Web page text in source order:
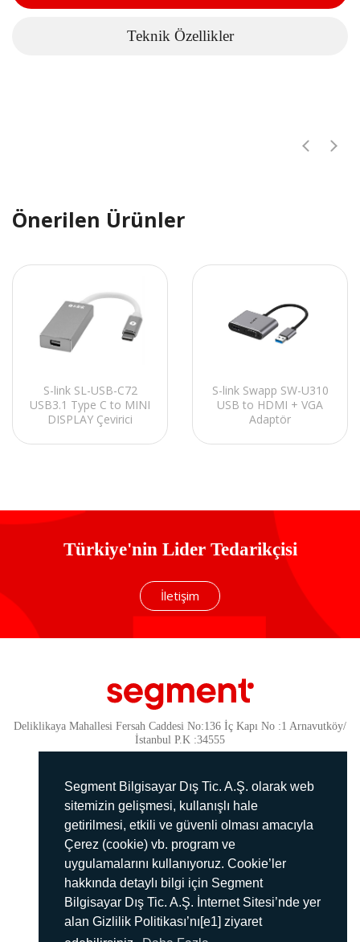
Segment Bilgisayar Dış Tic. A.Ş. olarak web
sitemizin gelişmesi, kullanışlı hale
getirilmesi, etkili ve güvenli olması amacıyla
Çerez (cookie) vb. program ve
uygulamalarını kullanıyoruz. Cookie’ler
hakkında detaylı bilgi için Segment
Bilgisayar Dış Tic. A.Ş. İnternet Sitesi’nde yer
alan Gizlilik Politikası’nı[e1] ziyaret
Teknik Özellikler
Önerilen Ürünler
S-link SL-USB-C72
USB3.1 Type C to MINI
DISPLAY Çevirici
S-link Swapp SW-U310
USB to HDMI + VGA
Adaptör
Türkiye'nin Lider Tedarikçisi
İletişim
Deliklikaya Mahallesi Fersah Caddesi No:136 İç Kapı No :1 Arnavutköy/
İstanbul P.K :34555
Güvenlik
KVKK Politikamız
Gizlilik Politikamız
Aydınlatma Metni
İmha Politikası
444 78 99
info@segment.com.tr